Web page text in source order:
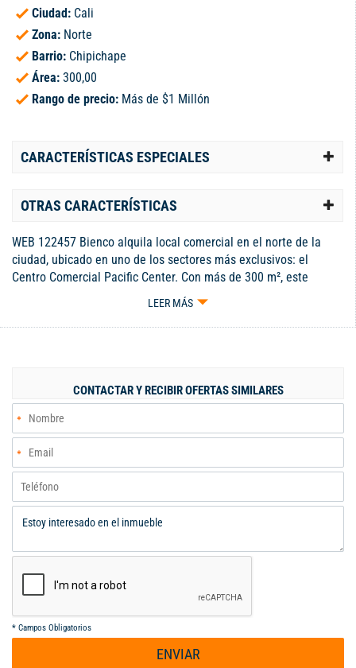
Ciudad: Cali
Zona: Norte
Barrio: Chipichape
Área: 300,00
Rango de precio: Más de $1 Millón
CARACTERÍSTICAS ESPECIALES
OTRAS CARACTERÍSTICAS
WEB 122457 Bienco alquila local comercial en el norte de la
ciudad, ubicado en uno de los sectores más exclusivos: el
Centro Comercial Pacific Center. Con más de 300 m², este
elegante espacio ofrece amplitud y versatilidad para hacer
realidad tu proyecto empresarial. Ideal para restaurante a la
carta, bar gastronómico o cualquier propuesta de comidas
entorno comercial, con cómodas zonas de parqueo y vigilancia
privada 24/7. Una oportunidad única para llevar tu negocio al
siguiente nivel en el mejor sitio de la ciudad. Código interno:
A122457
LEER MÁS
CONTACTAR Y RECIBIR OFERTAS SIMILARES
* Campos Obligatorios
ENVIAR